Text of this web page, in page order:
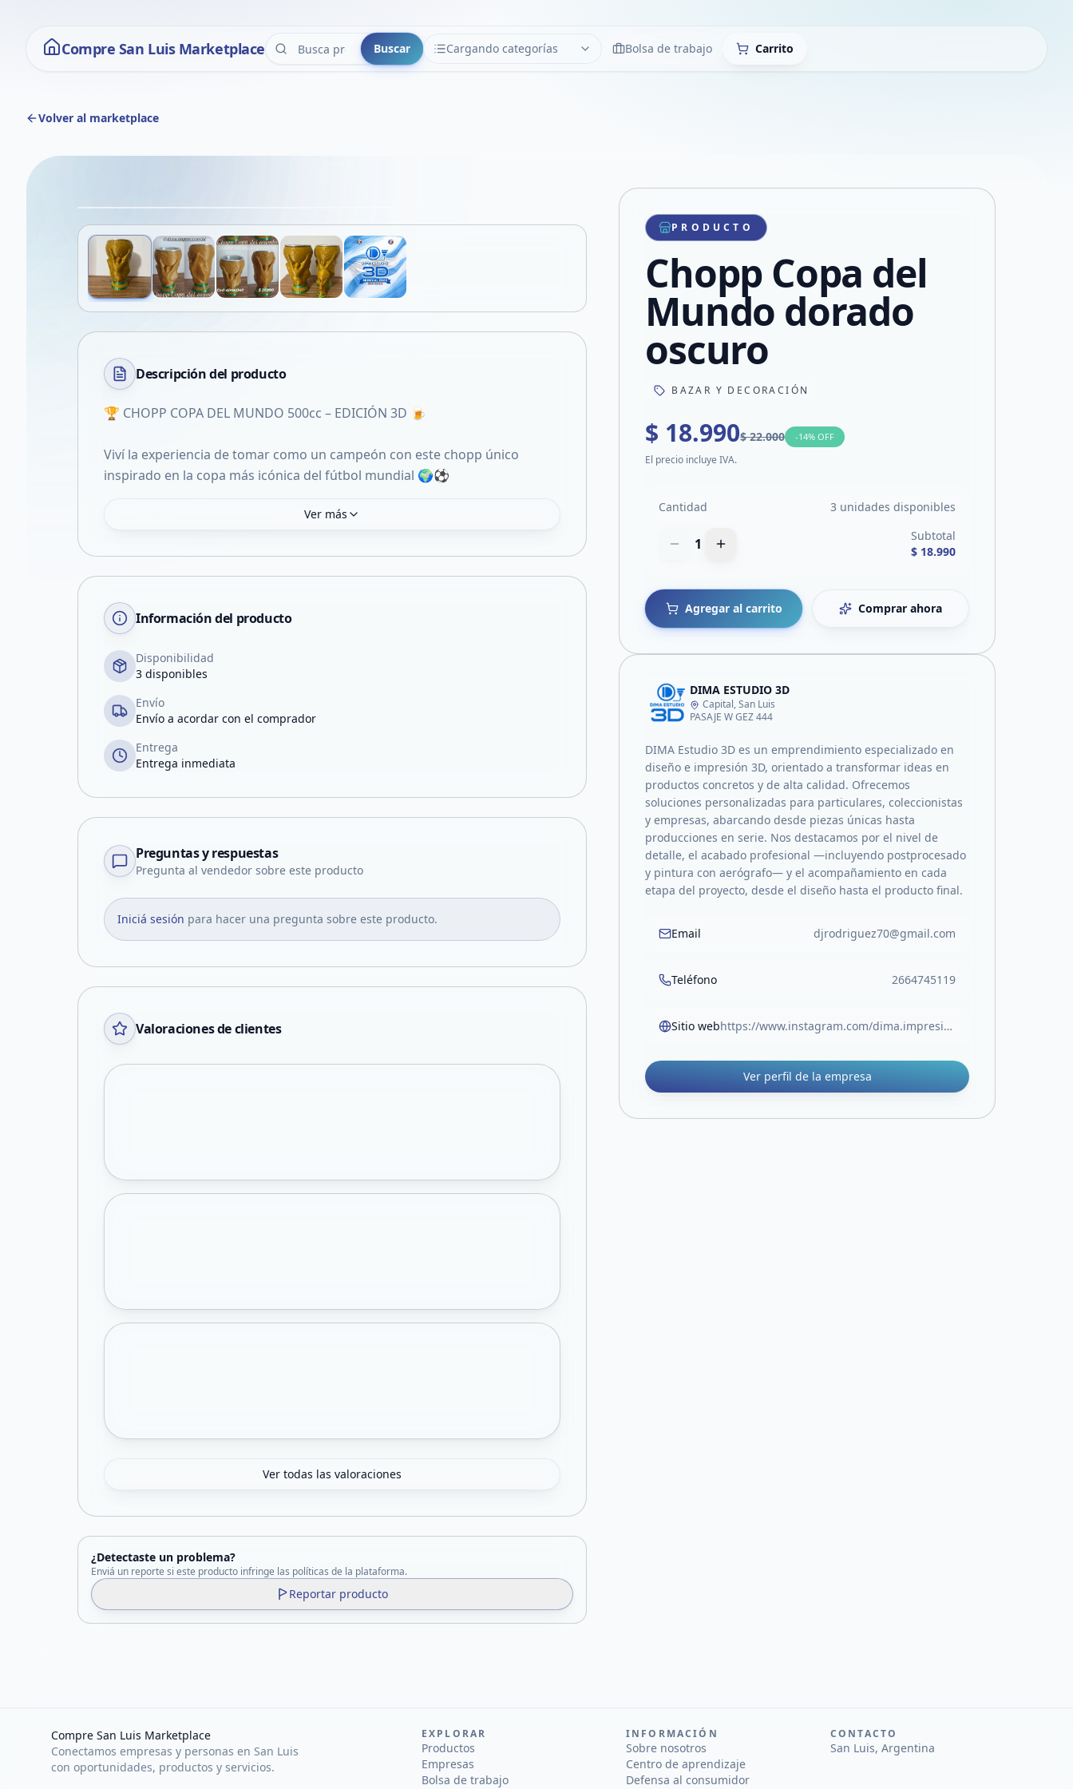
Compre San Luis Marketplace Buscar Cargando categorías
CATEGORÍAS LimpiarBolsa de trabajo Carrito
Volver al marketplace
Compartir producto
Compartir por WhatsApp
Compartir por mail
Compartir en Facebook
Descripción del producto
🏆 CHOPP COPA DEL MUNDO 500cc – EDICIÓN 3D 🍺
Viví la experiencia de tomar como un campeón con este chopp único
inspirado en la copa más icónica del fútbol mundial 🌍⚽
Ver más
Información del producto
Disponibilidad
3 disponibles
Envío
Envío a acordar con el comprador
Entrega
Entrega inmediata
Preguntas y respuestas
Pregunta al vendedor sobre este producto
Iniciá sesión para hacer una pregunta sobre este producto.
Valoraciones de clientes
Ver todas las valoraciones
¿Detectaste un problema?
Enviá un reporte si este producto infringe las políticas de la plataforma.
Reportar producto
PRODUCTO
Chopp Copa del
Mundo dorado
oscuro
BAZAR Y DECORACIÓN
$ 18.990$ 22.000 -14% OFF
El precio incluye IVA.
Cantidad 3 unidades disponibles
1
Subtotal
$ 18.990
Agregar al carrito Comprar ahora
DIMA ESTUDIO 3D
Capital, San Luis
PASAJE W GEZ 444
DIMA Estudio 3D es un emprendimiento especializado en
diseño e impresión 3D, orientado a transformar ideas en
productos concretos y de alta calidad. Ofrecemos
soluciones personalizadas para particulares, coleccionistas
y empresas, abarcando desde piezas únicas hasta
producciones en serie. Nos destacamos por el nivel de
detalle, el acabado profesional —incluyendo postprocesado
y pintura con aerógrafo— y el acompañamiento en cada
etapa del proyecto, desde el diseño hasta el producto final.
Email djrodriguez70@gmail.com
Teléfono 2664745119
Sitio web https://www.instagram.com/dima.impresiones3d/
Ver perfil de la empresa
Compre San Luis Marketplace
Conectamos empresas y personas en San Luis
con oportunidades, productos y servicios.
EXPLORAR
Productos
Empresas
Bolsa de trabajo
INFORMACIÓN
Sobre nosotros
Centro de aprendizaje
Defensa al consumidor
CONTACTO
San Luis, Argentina